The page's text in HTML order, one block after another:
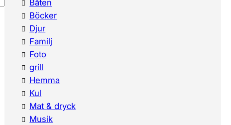
Båten
Böcker
Djur
Familj
Foto
grill
Hemma
Kul
Mat & dryck
Musik